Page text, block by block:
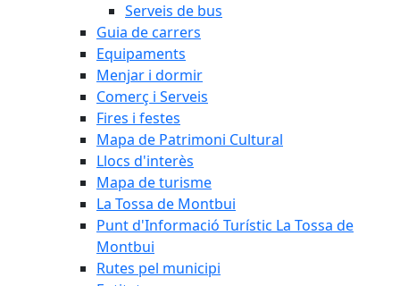
Serveis de bus
Guia de carrers
Equipaments
Menjar i dormir
Comerç i Serveis
Fires i festes
Mapa de Patrimoni Cultural
Llocs d'interès
Mapa de turisme
La Tossa de Montbui
Punt d'Informació Turístic La Tossa de
Montbui
Rutes pel municipi